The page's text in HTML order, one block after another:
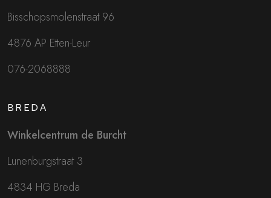
Bisschopsmolenstraat 96
4876 AP Etten-Leur
076-2068888
BREDA
Winkelcentrum de Burcht
Lunenburgstraat 3
4834 HG Breda